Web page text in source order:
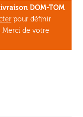
DOM-TOM
pour définir
Merci de votre